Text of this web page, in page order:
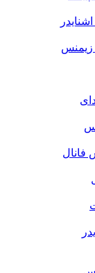
زیمنس
فانال